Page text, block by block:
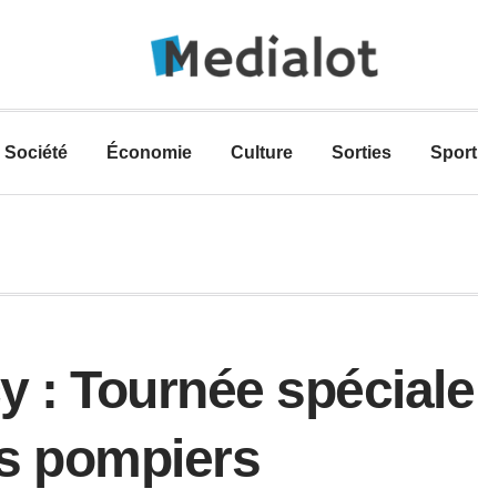
Société Économie Culture Sorties Sport
: Tournée spéciale
pompiers